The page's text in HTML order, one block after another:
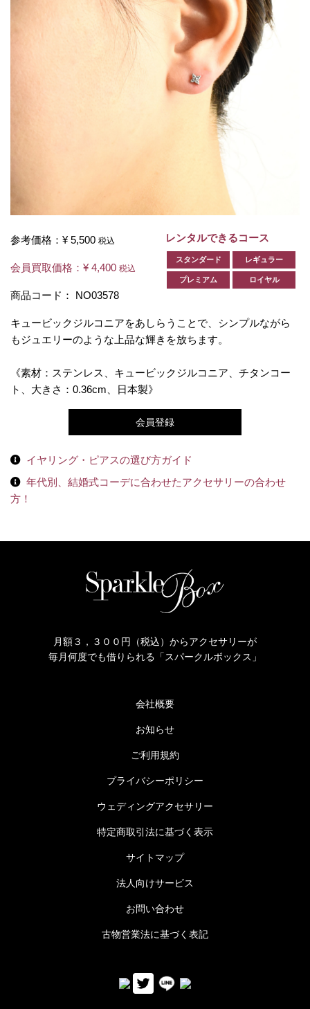
参考価格： ¥ 5,500 税込
会員買取価格： ¥ 4,400 税込
商品コード： NO03578
レンタルできるコース
スタンダード レギュラー
プレミアム ロイヤル
キュービックジルコニアをあしらうことで、シンプルながら
もジュエリーのような上品な輝きを放ちます。
《素材：ステンレス、キュービックジルコニア、チタンコー
ト、大きさ：0.36cm、日本製》
会員登録
イヤリング・ピアスの選び方ガイド
年代別、結婚式コーデに合わせたアクセサリーの合わせ
方！
月額３，３００円（税込）からアクセサリーが
毎月何度でも借りられる「スパークルボックス」
会社概要
お知らせ
ご利用規約
プライバシーポリシー
ウェディングアクセサリー
特定商取引法に基づく表示
サイトマップ
法人向けサービス
お問い合わせ
古物営業法に基づく表記